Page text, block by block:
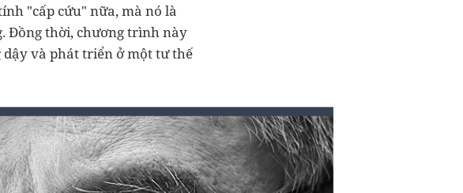
"cấp cứu" nữa, mà nó là
Đồng thời, chương trình này
dậy và phát triển ở một tư thế